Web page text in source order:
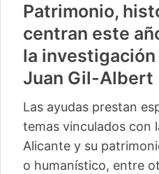
Patrimonio,
centran este
la
Juan Gil-Albert
Las ayudas prestan
temas vinculados con
Alicante y su
o humanístico, entre